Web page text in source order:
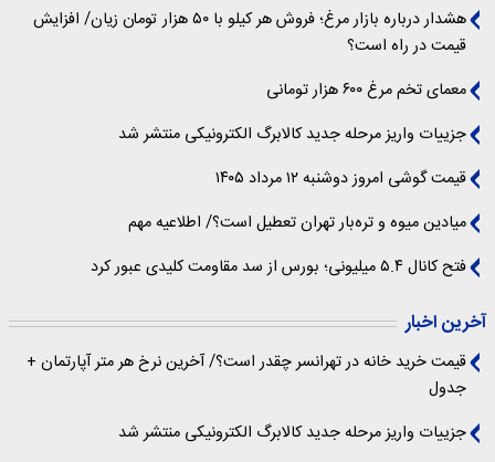
هشدار درباره بازار مرغ؛ فروش هر کیلو با ۵۰ هزار تومان زیان/ افزایش
قیمت در راه است؟
معمای تخم مرغ ۶۰۰ هزار تومانی
جزییات واریز مرحله جدید کالابرگ الکترونیکی منتشر شد
قیمت گوشی امروز دوشنبه ۱۲ مرداد ۱۴۰۵
میادین میوه و تره‌بار تهران تعطیل است؟/ اطلاعیه مهم
فتح کانال ۵.۴ میلیونی؛ بورس از سد مقاومت کلیدی عبور کرد
آخرین اخبار
قیمت خرید خانه در تهرانسر چقدر است؟/ آخرین نرخ هر متر آپارتمان +
جدول
جزییات واریز مرحله جدید کالابرگ الکترونیکی منتشر شد